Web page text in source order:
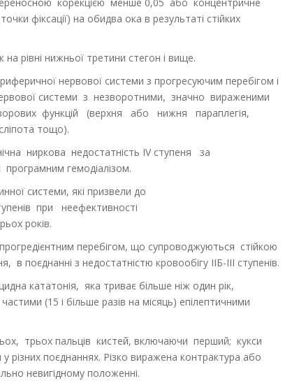
фіксації) на обидва ока в результаті стійких
рівні нижньої третини стегон і вище.
нервової системи з прогресуючим перебігом і
системи з незворотними, значно вираженими
функцій (верхня або нижня параплегія,
тощо).
ниркова недостатність IV ступеня за
гемодіалізом.
системи, які призвели до
при неефективності
років.
перебігом, що супроводжуються стійкою
в поєднанні з недостатністю кровообігу IIБ-III ступенів.
кататонія, яка триває більше ніж один рік,
(15 і більше разів на місяць) епілептичними
трьох пальців кистей, включаючи перший; кукси
у різних поєднаннях. Різко виражена контрактура або
невигідному положенні.